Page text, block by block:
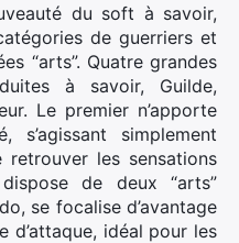
du soft à savoir,
de guerriers et
“arts”. Quatre grandes
à savoir, Guilde,
Le premier n’apporte
s’agissant simplement
retrouver les sensations
de deux “arts”
se focalise d’avantage
d’attaque, idéal pour les